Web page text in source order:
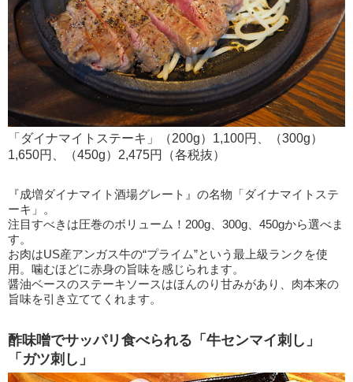
「ダイナマイトステーキ」（200g）1,100円、（300g）
1,650円、（450g）2,475円（各税抜）
『成増ダイナマイト酒場グレート』の名物「ダイナマイトステ
ーキ」。
注目すべきは圧巻のボリューム！200g、300g、450gから選べま
す。
お肉はUS産アンガス牛の“プライム”という最上級ランクを使
用。噛むほどに赤身の旨味を感じられます。
醤油ベースのステーキソースはほんのり甘みがあり、肉本来の
旨味を引き立ててくれます。
酢味噌でサッパリ食べられる「牛センマイ刺し」
「ガツ刺し」